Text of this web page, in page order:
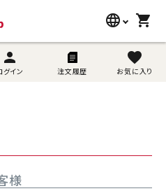
language
name
shopping_cart
person
グイン 注文履歴
favorite
お気に入り
search
様